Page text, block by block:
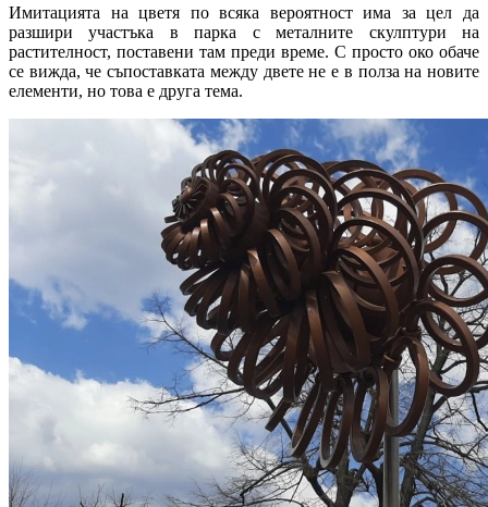
Имитацията на цветя по всяка вероятност има за цел да
разшири участъка в парка с металните скулптури на
растителност, поставени там преди време. С просто око обаче
се вижда, че съпоставката между двете не е в полза на новите
елементи, но това е друга тема.